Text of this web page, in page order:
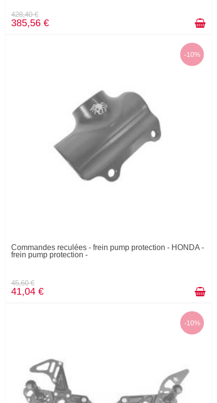
428,40 €
385,56 €
-10%
Commandes reculées - frein pump protection - HONDA -
frein pump protection -
45,60 €
41,04 €
-10%